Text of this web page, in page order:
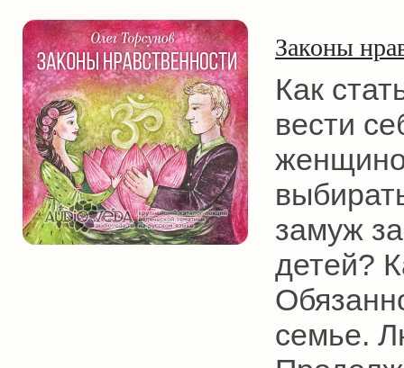
Законы
Как
вести
замуж
детей?
семье.